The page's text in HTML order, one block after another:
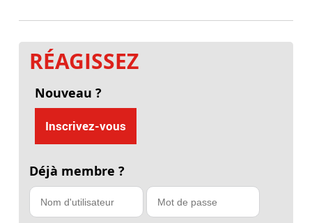
RÉAGISSEZ
Nouveau ?
Inscrivez-vous
Déjà membre ?